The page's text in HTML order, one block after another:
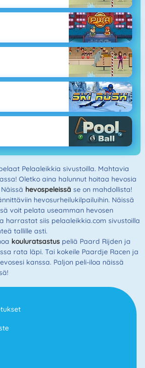
Pelaaleikkia sivustoilla. Mahtavia
Oletko aina halunnut hoitaa hevosia
hevospeleissä se on mahdollista!
hevosurheilukilpailuihin. Näissä
voit pelata useamman hevosen
harrastat siis pelaaleikkia.com sivustoilla
tallille asti.
kouluratsastuspeliä Paard Rijden ja
rata läpi. Tai kokeile Paardje Racen ja
kanssa. Paljon peli-iloa näissä